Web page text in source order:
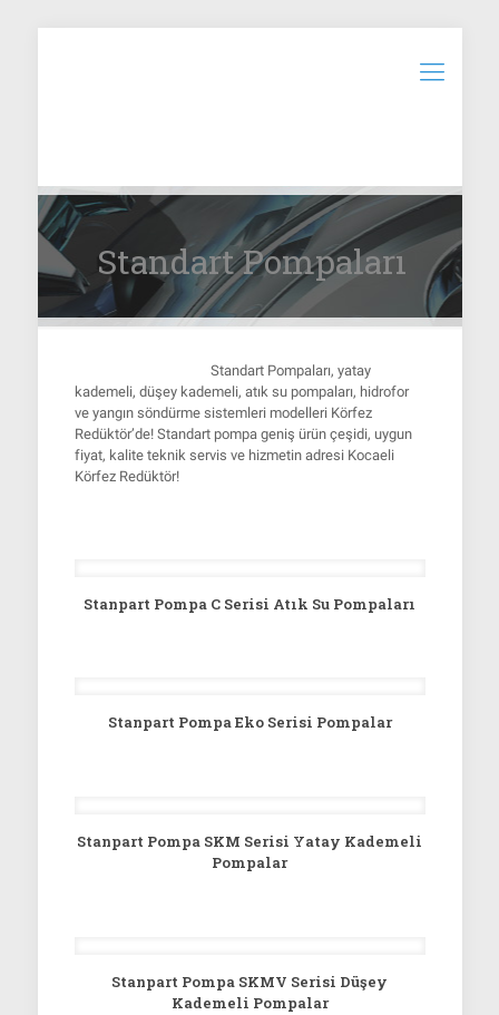
Standart Pompaları
Standart Pompaları, yatay
kademeli, düşey kademeli, atık su pompaları, hidrofor
ve yangın söndürme sistemleri modelleri Körfez
Redüktör’de! Standart pompa geniş ürün çeşidi, uygun
fiyat, kalite teknik servis ve hizmetin adresi Kocaeli
Körfez Redüktör!
Stanpart Pompa C Serisi Atık Su Pompaları
Stanpart Pompa Eko Serisi Pompalar
Stanpart Pompa SKM Serisi Yatay Kademeli
Pompalar
Stanpart Pompa SKMV Serisi Düşey
Kademeli Pompalar